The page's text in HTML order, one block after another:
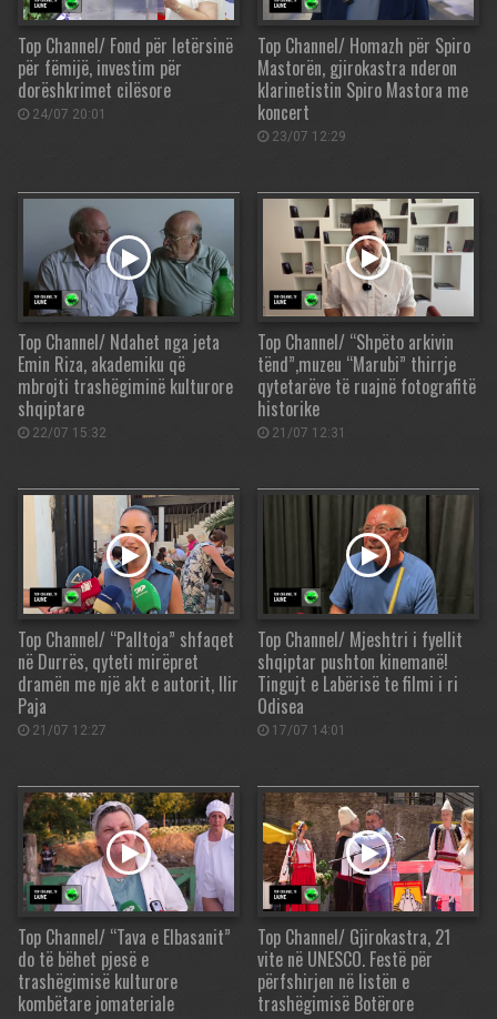
Top Channel/ Fond për letërsinë
për fëmijë, investim për
dorëshkrimet cilësore
24/07 20:01
Top Channel/ Homazh për Spiro
Mastorën, gjirokastra nderon
klarinetistin Spiro Mastora me
koncert
23/07 12:29
Top Channel/ Ndahet nga jeta
Emin Riza, akademiku që
mbrojti trashëgiminë kulturore
shqiptare
22/07 15:32
Top Channel/ “Shpëto arkivin
tënd”,muzeu “Marubi” thirrje
qytetarëve të ruajnë fotografitë
historike
21/07 12:31
Top Channel/ “Palltoja” shfaqet
në Durrës, qyteti mirëpret
dramën me një akt e autorit, Ilir
Paja
21/07 12:27
Top Channel/ Mjeshtri i fyellit
shqiptar pushton kinemanë!
Tingujt e Labërisë te filmi i ri
Odisea
17/07 14:01
Top Channel/ “Tava e Elbasanit”
do të bëhet pjesë e
trashëgimisë kulturore
kombëtare jomateriale
Top Channel/ Gjirokastra, 21
vite në UNESCO. Festë për
përfshirjen në listën e
trashëgimisë Botërore